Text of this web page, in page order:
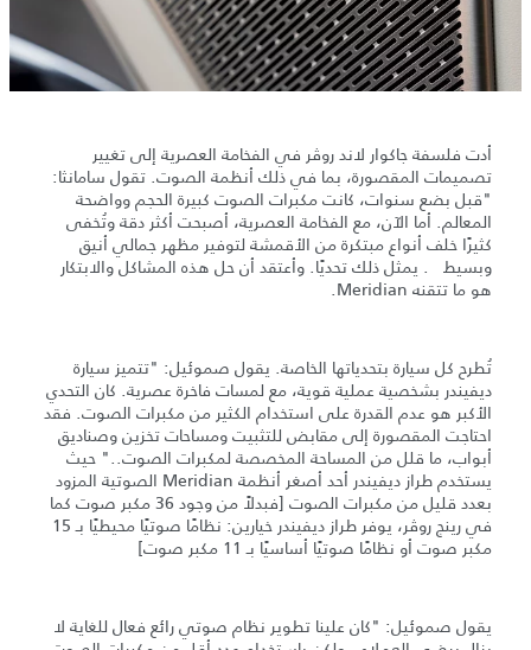
أدت فلسفة جاكوار لاند روڤر في الفخامة العصرية إلى تغيير
تصميمات المقصورة، بما في ذلك أنظمة الصوت. تقول سامانثا:
"قبل بضع سنوات، كانت مكبرات الصوت كبيرة الحجم وواضحة
المعالم. أما الآن، مع الفخامة العصرية، أصبحت أكثر دقة وتُخفى
كثيرًا خلف أنواع مبتكرة من الأقمشة لتوفير مظهر جمالي أنيق
وبسيط . يمثل ذلك تحديًا. وأعتقد أن حل هذه المشاكل والابتكار
هو ما تتقنه Meridian.
تُطرح كل سيارة بتحدياتها الخاصة. يقول صموئيل: "تتميز سيارة
ديفيندر بشخصية عملية قوية، مع لمسات فاخرة عصرية. كان التحدي
الأكبر هو عدم القدرة على استخدام الكثير من مكبرات الصوت. فقد
احتاجت المقصورة إلى مقابض للتثبيت ومساحات تخزين وصناديق
أبواب، ما قلل من المساحة المخصصة لمكبرات الصوت.." حيث
يستخدم طراز ديفيندر أحد أصغر أنظمة Meridian الصوتية المزود
بعدد قليل من مكبرات الصوت [فبدلاً من وجود 36 مكبر صوت كما
في رينج روڤر، يوفر طراز ديفيندر خيارين: نظامًا صوتيًا محيطيًا بـ 15
مكبر صوت أو نظامًا صوتيًا أساسيًا بـ 11 مكبر صوت]
يقول صموئيل: "كان علينا تطوير نظام صوتي رائع فعال للغاية لا